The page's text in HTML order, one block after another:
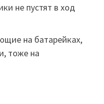
не пустят в ход
на батарейках,
тоже на